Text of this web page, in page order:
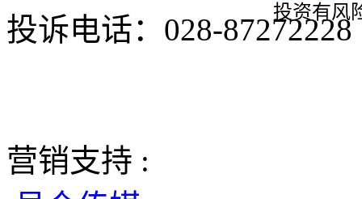
投资有风
投诉电话：028-
营销支持 :